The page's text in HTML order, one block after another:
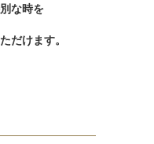
な時を
だけます。